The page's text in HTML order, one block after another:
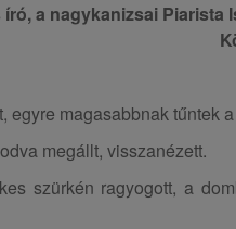
a nagykanizsai Piarista
egyre magasabbnak tűntek
megállt, visszanézett.
szürkén ragyogott, a